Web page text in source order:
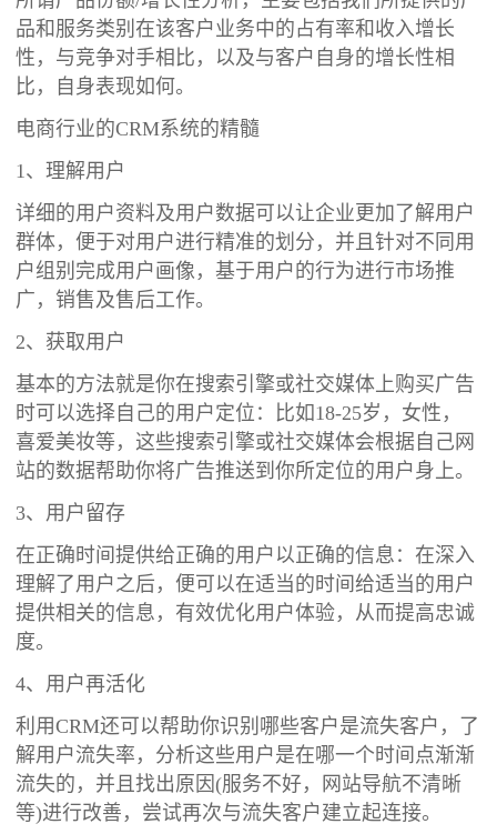
品和服务类别在该客户业务中的占有率和收入增长
性，与竞争对手相比，以及与客户自身的增长性相
比，自身表现如何。
电商行业的CRM系统的精髓
1、理解用户
详细的用户资料及用户数据可以让企业更加了解用户
群体，便于对用户进行精准的划分，并且针对不同用
户组别完成用户画像，基于用户的行为进行市场推
广，销售及售后工作。
2、获取用户
基本的方法就是你在搜索引擎或社交媒体上购买广告
时可以选择自己的用户定位：比如18-25岁，女性，
喜爱美妆等，这些搜索引擎或社交媒体会根据自己网
站的数据帮助你将广告推送到你所定位的用户身上。
3、用户留存
在正确时间提供给正确的用户以正确的信息：在深入
理解了用户之后，便可以在适当的时间给适当的用户
提供相关的信息，有效优化用户体验，从而提高忠诚
度。
4、用户再活化
利用CRM还可以帮助你识别哪些客户是流失客户，了
解用户流失率，分析这些用户是在哪一个时间点渐渐
流失的，并且找出原因(服务不好，网站导航不清晰
等)进行改善，尝试再次与流失客户建立起连接。